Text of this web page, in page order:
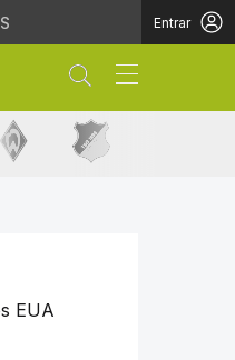
Entrar
Abrir campo
|
EUA